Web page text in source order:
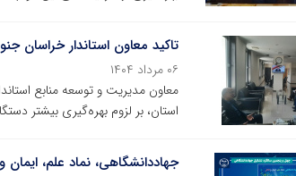
تاکید معاون استاندار خراسان
۰۶ مرداد ۱۴۰۴
معاون مدیریت و توسعه منابع
استان، بر لزوم بهره‌گیری بیشتر
جهاددانشگاهی، نماد علم،